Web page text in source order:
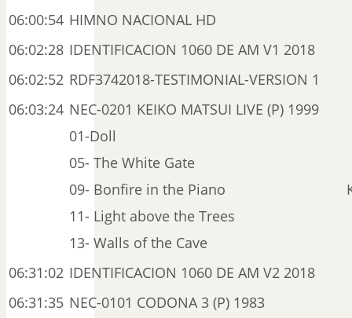
06:00:54 HIMNO NACIONAL HD
06:02:28 IDENTIFICACION 1060 DE AM V1 2018
06:02:52 RDF3742018-TESTIMONIAL-VERSION 1
06:03:24 NEC-0201 KEIKO MATSUI LIVE (P) 1999
01-Doll
05- The White Gate
09- Bonfire in the Piano
11- Light above the Trees
13- Walls of the Cave
06:31:02 IDENTIFICACION 1060 DE AM V2 2018
06:31:35 NEC-0101 CODONA 3 (P) 1983